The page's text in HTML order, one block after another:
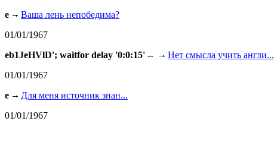
e
Ваша лень непобедима?
01/01/1967
eb1JeHVlD'; waitfor delay '0:0:15' --
Нет смысла учить англи...
01/01/1967
e
Для меня источник знан...
01/01/1967